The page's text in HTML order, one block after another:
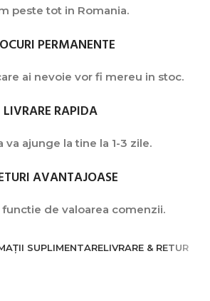
peste tot in Romania.
PERMANENTE
ai nevoie vor fi mereu in stoc.
LIVRARE RAPIDA
va ajunge la tine la 1-3 zile.
AVANTAJOASE
de valoarea comenzii.
SUPLIMENTARELIVRARE & RETUR